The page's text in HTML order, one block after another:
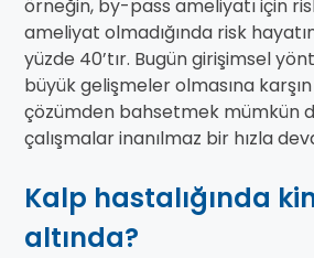
örneğin, by-pass ameliyatı için
ameliyat olmadığında risk
yüzde 40’tır. Bugün girişimsel
büyük gelişmeler olmasına
çözümden bahsetmek mümkün
çalışmalar inanılmaz bir hızla
Kalp hastalığında
altında?